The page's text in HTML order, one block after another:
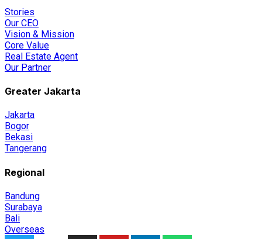
Stories
Our CEO
Vision & Mission
Core Value
Real Estate Agent
Our Partner
Greater Jakarta
Jakarta
Bogor
Bekasi
Tangerang
Regional
Bandung
Surabaya
Bali
Overseas